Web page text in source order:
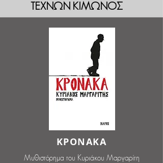
ΤΕΧΝΩΝ ΚΙΜΩΝΟΣ
ΚΡΟΝΑΚΑ
Μυθιστόρημα του Κυριάκου Μαργαρίτη